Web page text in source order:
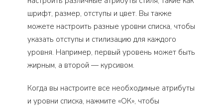
шрифт, размер, отступы и цвет. Вы также
можете настроить разные уровни списка, чтобы
указать отступы и стилизацию для каждого
уровня. Например, первый уровень может быть
жирным, а второй — курсивом.
Когда вы настроите все необходимые атрибуты
и уровни списка, нажмите «ОК», чтобы